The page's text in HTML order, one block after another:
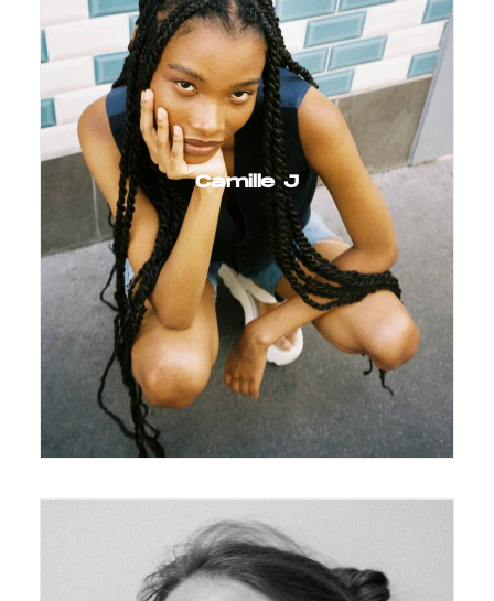
Camille J